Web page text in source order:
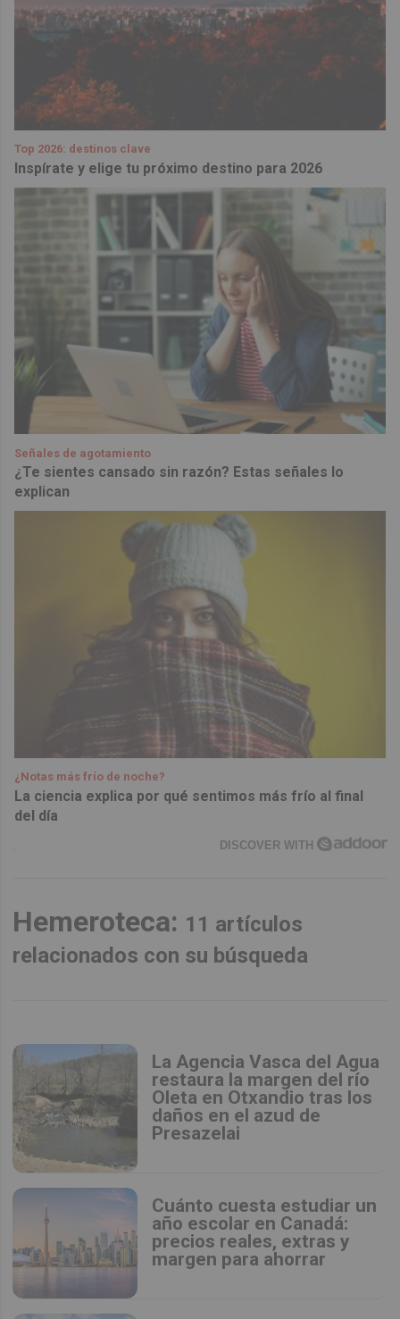
Top 2026: destinos clave
Inspírate y elige tu próximo destino para 2026
Señales de agotamiento
¿Te sientes cansado sin razón? Estas señales lo
explican
¿Notas más frío de noche?
La ciencia explica por qué sentimos más frío al final
del día
DISCOVER WITH
Hemeroteca: 11 artículos
relacionados con su búsqueda
La Agencia Vasca del Agua
restaura la margen del río
Oleta en Otxandio tras los
daños en el azud de
Presazelai
Cuánto cuesta estudiar un
año escolar en Canadá:
precios reales, extras y
margen para ahorrar